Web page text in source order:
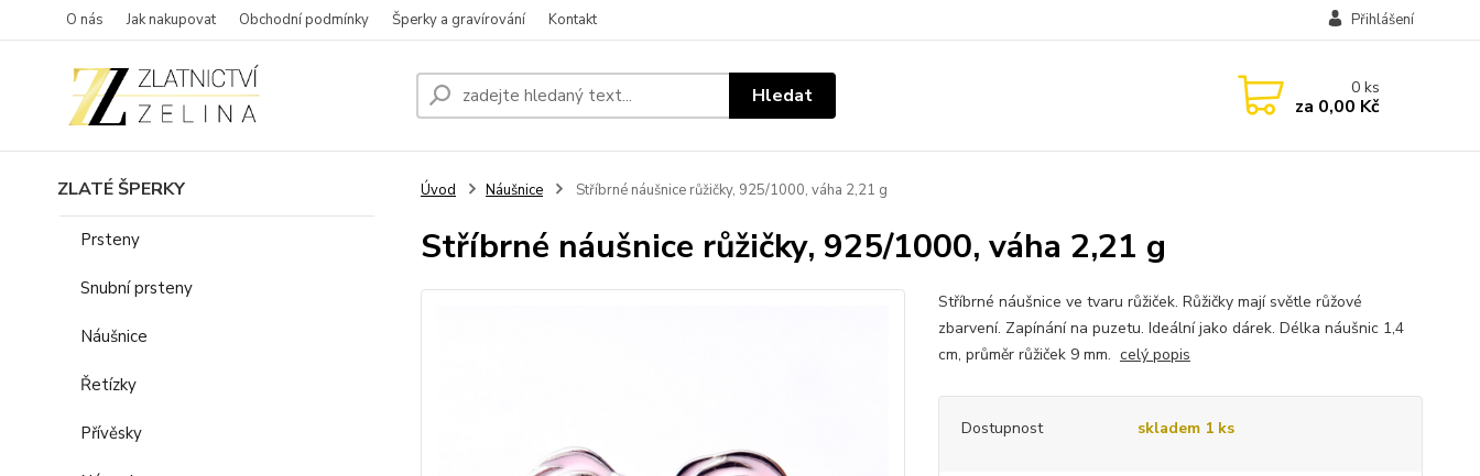
O nás Jak nakupovat Obchodní podmínky Šperky a gravírování Kontakt Přihlášení
Hledat 0ks
za 0,00 Kč
ZLATÉ ŠPERKY
Prsteny
Snubní prsteny
Náušnice
Řetízky
Přívěsky
Úvod Náušnice Stříbrné náušnice růžičky, 925/1000, váha 2,21 g
Stříbrné náušnice růžičky, 925/1000, váha 2,21 g
Stříbrné náušnice ve tvaru růžiček. Růžičky mají světle růžové
zbarvení. Zapínání na puzetu. Ideální jako dárek. Délka náušnic 1,4
cm, průměr růžiček 9 mm. celý popis
Dostupnost skladem 1 ks